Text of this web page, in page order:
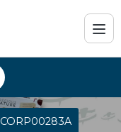
CORP00283A